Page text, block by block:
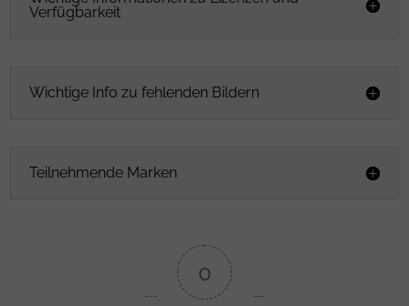
Verfügbarkeit
Wichtige Info zu fehlenden Bildern
Teilnehmende Marken
0